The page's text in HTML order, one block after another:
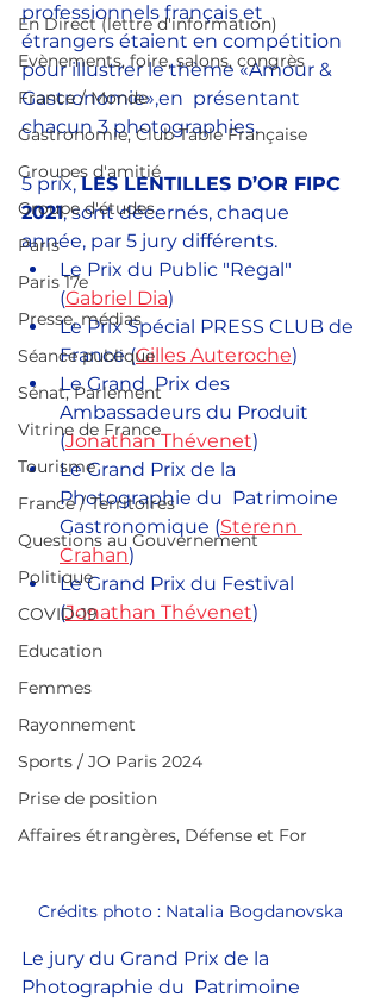
En Direct (lettre d'information)
Evènements, foire, salons, congrès
France / Monde
Gastronomie, Club Table Française
Groupes d'amitié
Groupe d'études
Paris
Paris 17e
Presse, médias
Séance publique
Sénat, Parlement
Vitrine de France
Tourisme
France / Territoires
Questions au Gouvernement
Politique
COVID-19
Education
Femmes
Rayonnement
Sports / JO Paris 2024
Prise de position
Affaires étrangères, Défense et For
professionnels français et
étrangers étaient en compétition
pour illustrer le thème «Amour &
Gastronomie»,en  présentant
chacun 3 photographies.
5 prix, LES LENTILLES D’OR FIPC
2021, sont décernés, chaque
année, par 5 jury différents.
Le Prix du Public "Regal"
(Gabriel Dia)
Le Prix Spécial PRESS CLUB de
France (Gilles Auteroche)
Le Grand  Prix des
Ambassadeurs du Produit
(Jonathan Thévenet)
Le Grand Prix de la
Photographie du  Patrimoine
Gastronomique (Sterenn
Crahan)
Le Grand Prix du Festival
(Jonathan Thévenet)
Crédits photo : Natalia Bogdanovska
Le jury du Grand Prix de la
Photographie du  Patrimoine